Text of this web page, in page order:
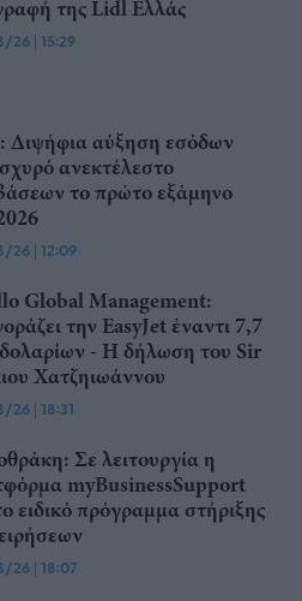
της Lidl Ελλάς
26 | 15:29
Διψήφια αύξηση εσόδων
ανεκτέλεστο
το πρώτο εξάμηνο
26 | 12:09
Global Management:
την EasyJet έναντι 7,7
- Η δήλωση του Sir
Χατζηιωάννου
26 | 18:31
Σε λειτουργία η
myBusinessSupport
ειδικό πρόγραμμα στήριξης
26 | 18:07